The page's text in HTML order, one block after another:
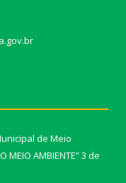
de Meio
AMBIENTE”3 de